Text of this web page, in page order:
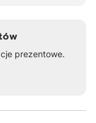
prezentowe.